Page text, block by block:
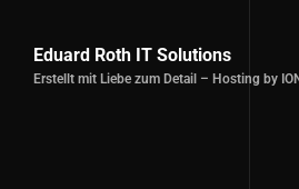
Eduard Roth IT Solutions
Erstellt mit Liebe zum Detail – Hosting by